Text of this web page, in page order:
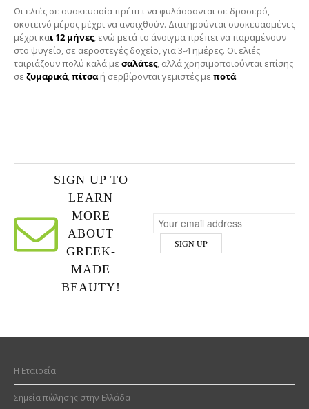
Οι ελιές σε συσκευασία πρέπει να φυλάσσονται σε δροσερό,
σκοτεινό μέρος μέχρι να ανοιχθούν. Διατηρούνται συσκευασμένες
μέχρι και 12 μήνες, ενώ μετά το άνοιγμα πρέπει να παραμένουν
στο ψυγείο, σε αεροστεγές δοχείο, για 3-4 ημέρες. Οι ελιές
ταιριάζουν πολύ καλά με σαλάτες, αλλά χρησιμοποιούνται επίσης
σε ζυμαρικά,πίτσαή σερβίρονται γεμιστές με ποτά.
SIGN UP TO
LEARN
MORE
ABOUT
GREEK-
MADE
BEAUTY!
H Εταιρεία
Σημεία πώλησης στην Ελλάδα